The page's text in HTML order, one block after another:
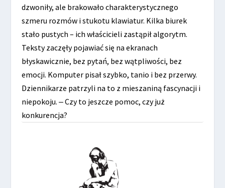
dzwoniły, ale brakowało charakterystycznego
szmeru rozmów i stukotu klawiatur. Kilka biurek
stało pustych – ich właścicieli zastąpił algorytm.
Teksty zaczęły pojawiać się na ekranach
błyskawicznie, bez pytań, bez wątpliwości, bez
emocji. Komputer pisał szybko, tanio i bez przerwy.
Dziennikarze patrzyli na to z mieszaniną fascynacji i
niepokoju. ‒ Czy to jeszcze pomoc, czy już
konkurencja?